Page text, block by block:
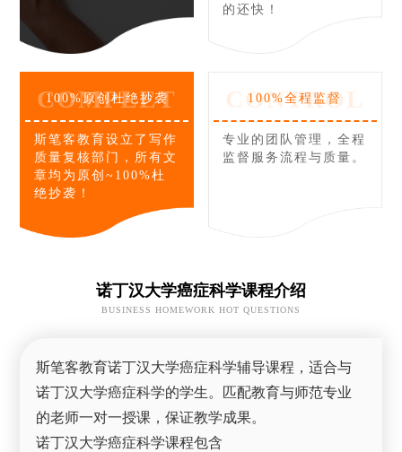
的还快！
COMPLET
100%原创杜绝抄袭
斯笔客教育设立了写作
质量复核部门，所有文
章均为原创~100%杜
绝抄袭！
CONTROL
100%全程监督
专业的团队管理，全程
监督服务流程与质量。
诺丁汉大学癌症科学课程介绍
BUSINESS HOMEWORK HOT QUESTIONS
斯笔客教育诺丁汉大学癌症科学辅导课程，适合与
诺丁汉大学癌症科学的学生。匹配教育与师范专业
的老师一对一授课，保证教学成果。
诺丁汉大学癌症科学课程包含